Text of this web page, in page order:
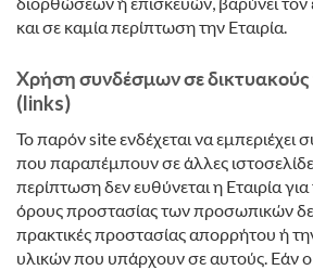
και σε καμία περίπτωση την Εταιρία.
Χρήση συνδέσμων σε δικτυακούς
(links)
Το παρόν site ενδέχεται να εμπεριέχει
που παραπέμπουν σε άλλες
περίπτωση δεν ευθύνεται η Εταιρία
όρους προστασίας των προσωπικών
πρακτικές προστασίας απορρήτου ή
υλικών που υπάρχουν σε αυτούς. Εάν